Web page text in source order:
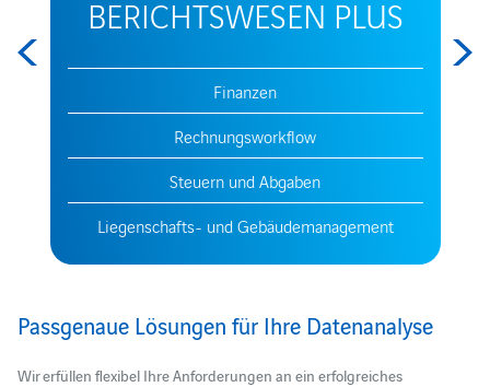
BERICHTSWESEN PLUS
Finanzen
Rechnungsworkflow
Steuern und Abgaben
Liegenschafts- und Gebäudemanagement
Passgenaue Lösungen für Ihre Datenanalyse
Wir erfüllen flexibel Ihre Anforderungen an ein erfolgreiches